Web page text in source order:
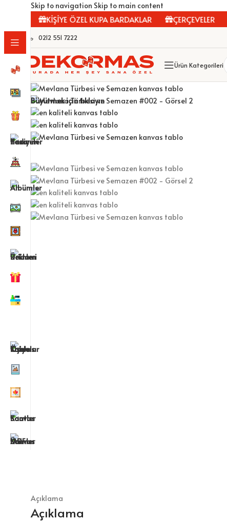
Skip to navigation Skip to main content
KİŞİYE ÖZEL KUPA BARDAKLAR ÇERÇEVELER
0212 551 7222
Ürün Kategorileri
Büyütmek için tıklayın
Açıklama
Açıklama